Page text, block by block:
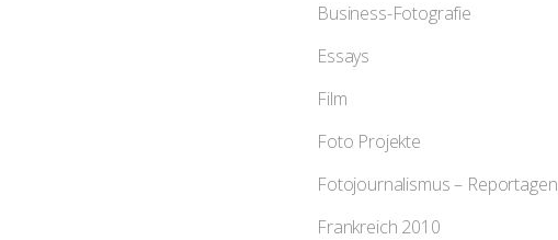
Business-Fotografie
Essays
Film
Foto Projekte
Fotojournalismus – Reportagen
Frankreich 2010